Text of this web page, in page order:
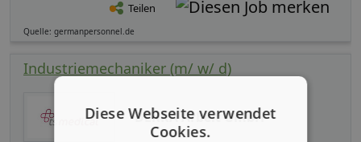
Teilen
Quelle: germanpersonnel.de
Industriemechaniker (m/ w/ d)
DEKRA Arbeit GmbH
Diese Webseite verwendet
Cookies.